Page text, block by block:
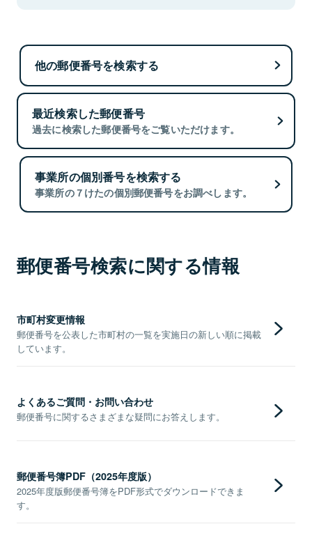
他の郵便番号を検索する
最近検索した郵便番号
過去に検索した郵便番号をご覧いただけます。
事業所の個別番号を検索する
事業所の７けたの個別郵便番号をお調べします。
郵便番号検索に関する情報
市町村変更情報
郵便番号を公表した市町村の一覧を実施日の新しい順に掲載
しています。
よくあるご質問・お問い合わせ
郵便番号に関するさまざまな疑問にお答えします。
郵便番号簿PDF（2025年度版）
2025年度版郵便番号簿をPDF形式でダウンロードできま
す。